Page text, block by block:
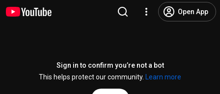
Open App
Sign in to confirm you’re not a bot
This helps protect our community.
Learn more